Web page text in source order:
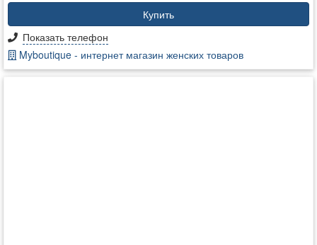
Купить
Показать телефон
Myboutique - интернет магазин женских товаров